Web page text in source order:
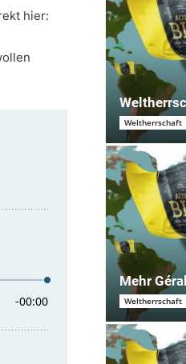
hier:
Weltherrschaft
Mehr
Weltherrschaft